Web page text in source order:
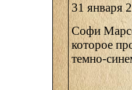
31 января
Софи
которое
темно-